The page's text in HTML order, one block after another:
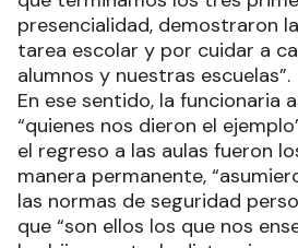
presencialidad, demostraron
tarea escolar y por cuidar a
alumnos y nuestras escuelas”.
En ese sentido, la funcionaria
“quienes nos dieron el
el regreso a las aulas fueron
manera permanente,
las normas de seguridad
que “son ellos los que nos